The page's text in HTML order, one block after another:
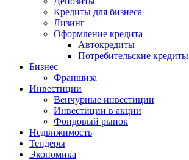
Кредиты для бизнеса
Лизинг
Оформление кредита
Автокредиты
Потребительские кредиты
Бизнес
Франшиза
Инвестиции
Венчурные инвестиции
Инвестиции в акции
Фондовый рынок
Недвижимость
Тендеры
Экономика